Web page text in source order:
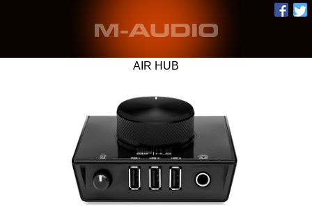
AIR HUB